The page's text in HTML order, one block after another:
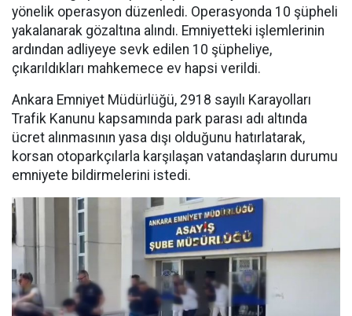
yönelik operasyon düzenledi. Operasyonda 10 şüpheli
yakalanarak gözaltına alındı. Emniyetteki işlemlerinin
ardından adliyeye sevk edilen 10 şüpheliye,
çıkarıldıkları mahkemece ev hapsi verildi.
Ankara Emniyet Müdürlüğü, 2918 sayılı Karayolları
Trafik Kanunu kapsamında park parası adı altında
ücret alınmasının yasa dışı olduğunu hatırlatarak,
korsan otoparkçılarla karşılaşan vatandaşların durumu
emniyete bildirmelerini istedi.